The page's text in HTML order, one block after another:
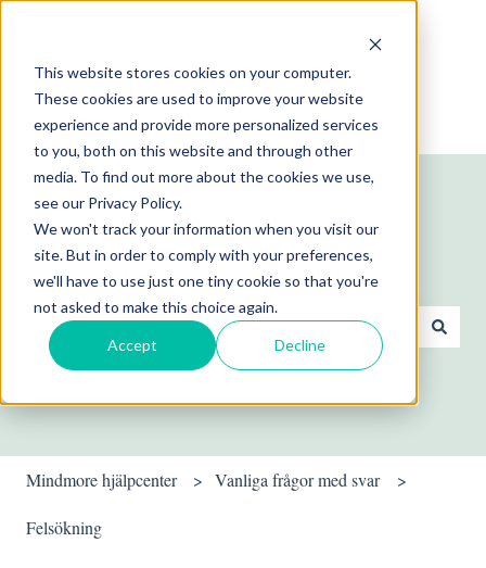
This website stores cookies on your computer.
These cookies are used to improve your website
experience and provide more personalized services
to you, both on this website and through other
media. To find out more about the cookies we use,
see our Privacy Policy.
We won't track your information when you visit our
site. But in order to comply with your preferences,
we'll have to use just one tiny cookie so that you're
not asked to make this choice again.
Accept Decline
Hej! Hur kan vi hjälpa dig?
Det finns inga förslag eftersom sökfältet är tomt.
Mindmore hjälpcenter Vanliga frågor med svar
Felsökning